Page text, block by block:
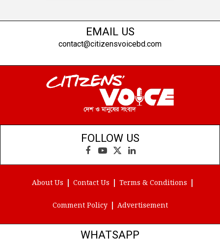
EMAIL US
contact@citizensvoicebd.com
FOLLOW US
Facebook
YouTube
X
(Twitter)
LinkedIn
About Us Contact Us Terms & Conditions
Comment Policy Advertisement
WHATSAPP